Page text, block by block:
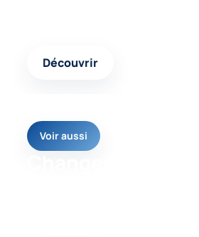
Découvrir
Voir aussi